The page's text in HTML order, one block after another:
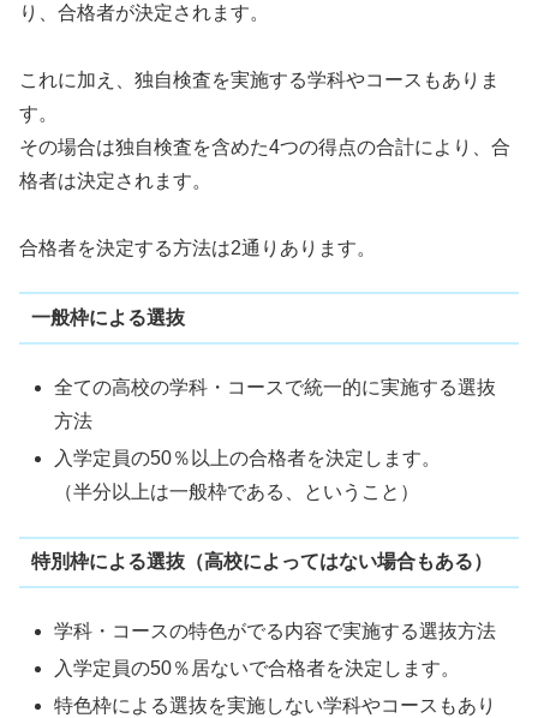
り、合格者が決定されます。
これに加え、独自検査を実施する学科やコースもありま
す。
その場合は独自検査を含めた4つの得点の合計により、合
格者は決定されます。
合格者を決定する方法は2通りあります。
一般枠による選抜
全ての高校の学科・コースで統一的に実施する選抜
方法
入学定員の50％以上の合格者を決定します。
（半分以上は一般枠である、ということ）
特別枠による選抜（高校によってはない場合もある）
学科・コースの特色がでる内容で実施する選抜方法
入学定員の50％居ないで合格者を決定します。
特色枠による選抜を実施しない学科やコースもあり